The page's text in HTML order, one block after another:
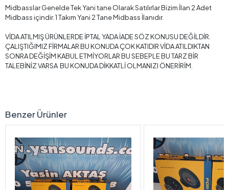
Midbasslar Genelde Tek Yani tane Olarak Satılırlar Bizim İlan 2 Adet
Midbass içindir. 1 Takım Yani 2 Tane Midbass İlanıdır.
VİDA ATILMIŞ ÜRÜNLERDE İPTAL YADA İADE SÖZ KONUSU DEĞİLDİR.
ÇALIŞTIĞIMIZ FİRMALAR BU KONUDA ÇOK KATIDIR VİDA ATILDIKTAN
SONRA DEĞİŞİM KABUL ETMİYORLAR BU SEBEPLE BU TARZ BİR
TALEBİNİZ VARSA BU KONUDA DİKKATLİ OLMANIZI ÖNERİRİM.
Benzer Ürünler